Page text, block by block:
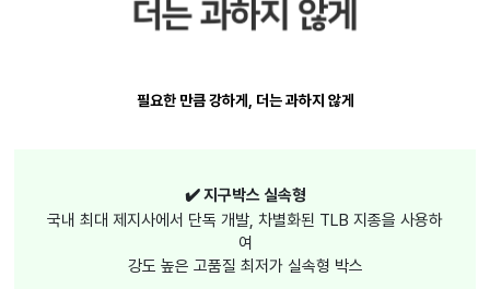
필요한 만큼 강하게, 더는 과하지 않게
✔️ 지구박스 실속형
국내 최대 제지사에서 단독 개발, 차별화된 TLB 지종을 사용하
여
강도 높은 고품질 최저가 실속형 박스